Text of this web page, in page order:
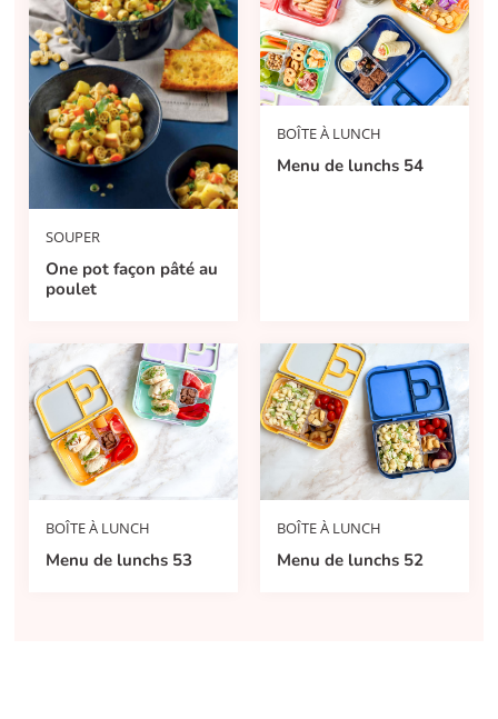
SOUPER
One pot façon pâté au
poulet
BOÎTE À LUNCH
Menu de lunchs 54
BOÎTE À LUNCH
Menu de lunchs 53
BOÎTE À LUNCH
Menu de lunchs 52